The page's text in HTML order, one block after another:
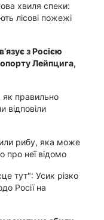
хвиля спеки:
лісові пожежі
з Росією
Лейпцига,
як правильно
відповіли
рибу, яка може
про неї відомо
тут": Усик різко
Росії на